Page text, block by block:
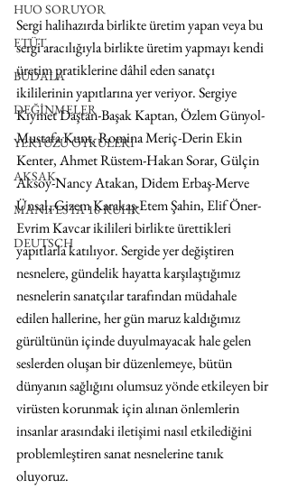
HUO SORUYOR
ETÜT
BUDALA
DEĞİNMELER
YERYÜZÜ ÖYKÜLERİ
AKSAK
MANIFESTA 16 RUHR
DEUTSCH
Sergi halihazırda birlikte üretim yapan veya bu
sergi aracılığıyla birlikte üretim yapmayı kendi
üretim pratiklerine dâhil eden sanatçı
ikililerinin yapıtlarına yer veriyor. Sergiye
Kıymet Daştan-Başak Kaptan, Özlem Günyol-
Mustafa Kunt, Romina Meriç-Derin Ekin
Kenter, Ahmet Rüstem-Hakan Sorar, Gülçin
Aksoy-Nancy Atakan, Didem Erbaş-Merve
Ünsal, Gizem Karakaş-Etem Şahin, Elif Öner-
Evrim Kavcar ikilileri birlikte ürettikleri
yapıtlarla katılıyor. Sergide yer değiştiren
nesnelere, gündelik hayatta karşılaştığımız
nesnelerin sanatçılar tarafından müdahale
edilen hallerine, her gün maruz kaldığımız
gürültünün içinde duyulmayacak hale gelen
seslerden oluşan bir düzenlemeye, bütün
dünyanın sağlığını olumsuz yönde etkileyen bir
virüsten korunmak için alınan önlemlerin
insanlar arasındaki iletişimi nasıl etkilediğini
problemleştiren sanat nesnelerine tanık
oluyoruz.